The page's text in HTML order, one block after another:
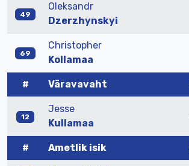
49
Oleksandr
Dzerzhynskyi
69
Christopher
Kollamaa
# Väravavaht
12
Jesse
Kullamaa
# Ametlik isik